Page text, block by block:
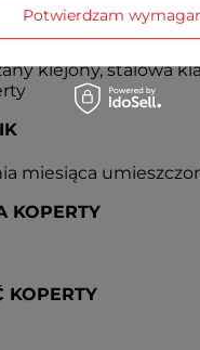
klejony, stalowa
miesiąca
KOPERTY
KOPERTY
Potwierdzam